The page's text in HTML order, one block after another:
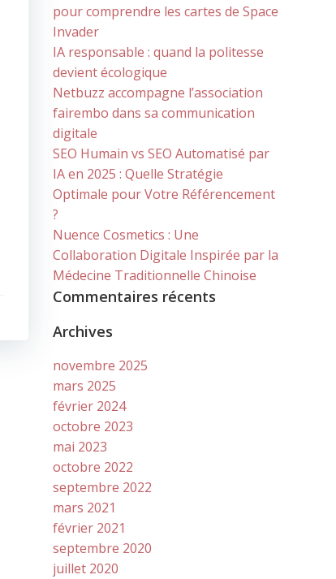
pour comprendre les cartes de Space
Invader
IA responsable : quand la politesse
devient écologique
Netbuzz accompagne l’association
fairembo dans sa communication
digitale
SEO Humain vs SEO Automatisé par
IA en 2025 : Quelle Stratégie
Optimale pour Votre Référencement
?
Nuence Cosmetics : Une
Collaboration Digitale Inspirée par la
Médecine Traditionnelle Chinoise
Commentaires récents
Archives
novembre 2025
mars 2025
février 2024
octobre 2023
mai 2023
octobre 2022
septembre 2022
mars 2021
février 2021
septembre 2020
juillet 2020